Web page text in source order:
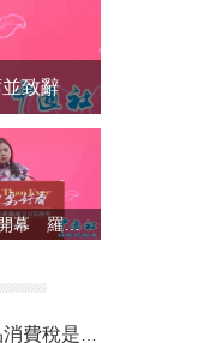
致辭
名家作品展開幕 羅淑佩出席並致辭